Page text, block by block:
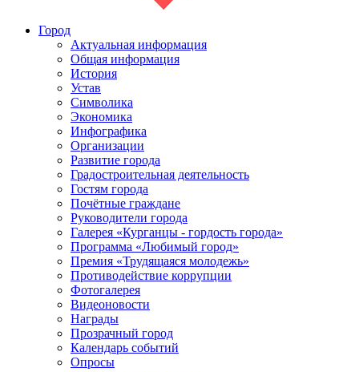
Город
Актуальная информация
Общая информация
История
Устав
Символика
Экономика
Инфографика
Организации
Развитие города
Градостроительная деятельность
Гостям города
Почётные граждане
Руководители города
Галерея «Курганцы - гордость города»
Программа «Любимый город»
Премия «Трудящаяся молодежь»
Противодействие коррупции
Фотогалерея
Видеоновости
Награды
Прозрачный город
Календарь событий
Опросы